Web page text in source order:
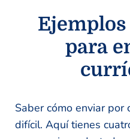
para
Saber cómo enviar por
difícil. Aquí tienes